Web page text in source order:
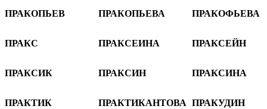
ПРАКОПЬЕВ ПРАКОПЬЕВА ПРАКОФЬЕВА
ПРАКС ПРАКСЕИНА ПРАКСЕЙН
ПРАКСИК ПРАКСИН ПРАКСИНА
ПРАКТИК ПРАКТИКАНТОВА ПРАКУДИН